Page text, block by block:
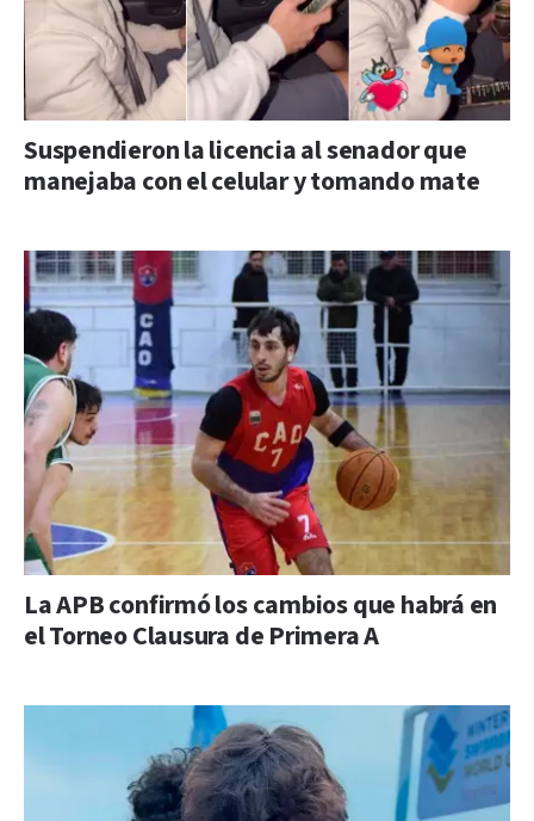
Suspendieron la licencia al senador que
manejaba con el celular y tomando mate
La APB confirmó los cambios que habrá en
el Torneo Clausura de Primera A